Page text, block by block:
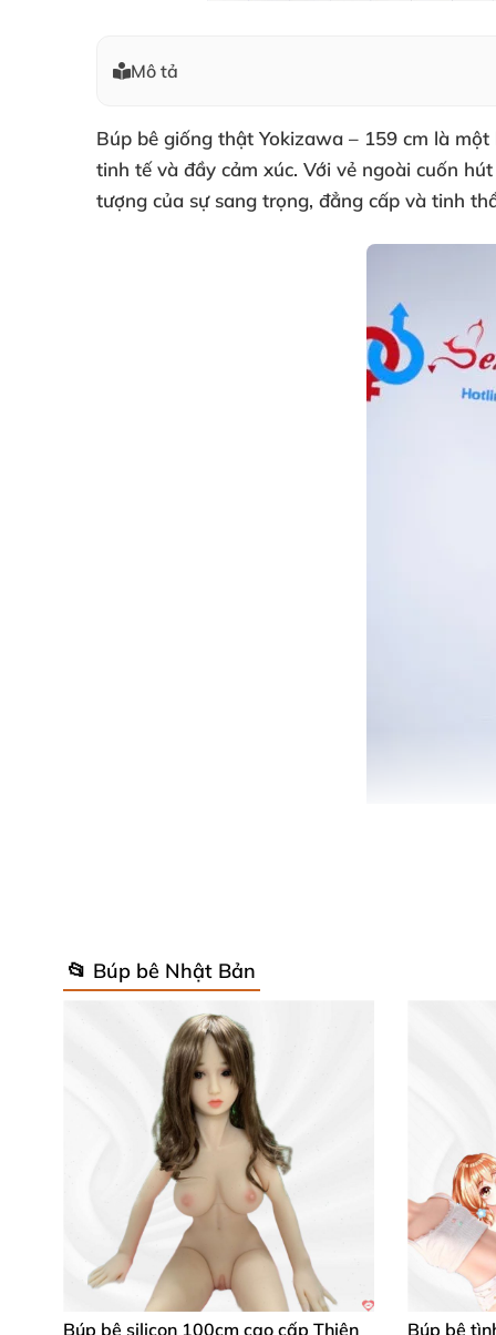
Mô tả
Búp bê giống thật Yokizawa – 159 cm là
tinh tế và đầy cảm xúc. Với vẻ ngoài cuốn
tượng của sự sang trọng, đẳng cấp và tinh
📂 Búp bê Nhật Bản
Búp bê silicon 100cm cao cấp Thiên
Búp bê